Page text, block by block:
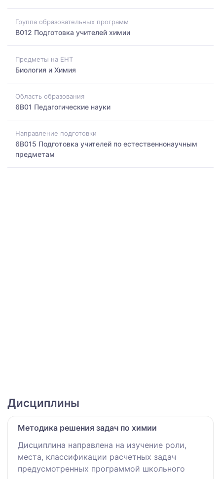
Группа образовательных программ
B012 Подготовка учителей химии
Предметы на ЕНТ
Биология и Химия
Область образования
6B01 Педагогические науки
Направление подготовки
6B015 Подготовка учителей по естественнонаучным
предметам
Дисциплины
Методика решения задач по химии
Дисциплина направлена на изучение роли,
места, классификации расчетных задач
предусмотренных программой школьного